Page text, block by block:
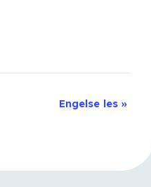
Engelse les »